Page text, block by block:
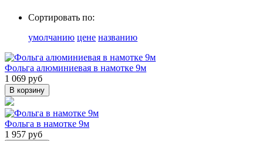
Сортировать по:
умолчанию цене названию
Фольга алюминиевая в намотке 9м
1 069 руб
В корзину
Фольга в намотке 9м
1 957 руб